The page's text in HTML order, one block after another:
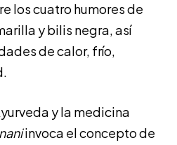
los cuatro humores de
y bilis negra, así
de calor, frío,
y la medicina
invoca el concepto de